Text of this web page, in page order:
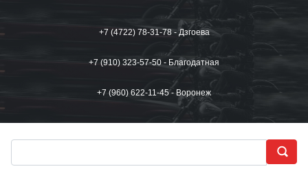
+7 (4722) 78-31-78 - Дзгоева
+7 (910) 323-57-50 - Благодатная
+7 (960) 622-11-45 - Воронеж